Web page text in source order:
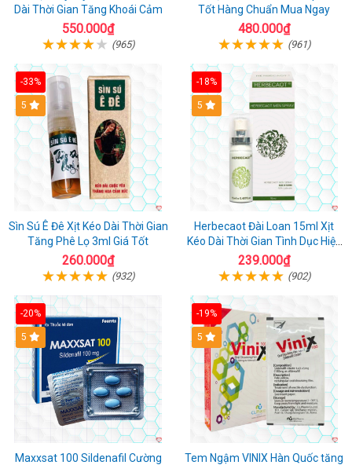
Dài Thời Gian Tăng Khoái Cảm
550.000₫
(965)
Tốt Hàng Chuẩn Mua Ngay
480.000₫
(961)
-33%
5
Sìn Sú Ê Đê Xịt Kéo Dài Thời Gian
Tăng Phê Lọ 3ml Giá Tốt
260.000₫
(932)
-18%
5
Herbecaot Đài Loan 15ml Xịt
Kéo Dài Thời Gian Tình Dục Hiệu
Quả
239.000₫
(902)
-20%
5
Maxxsat 100 Sildenafil Cường
-19%
5
Tem Ngậm VINIX Hàn Quốc tăng